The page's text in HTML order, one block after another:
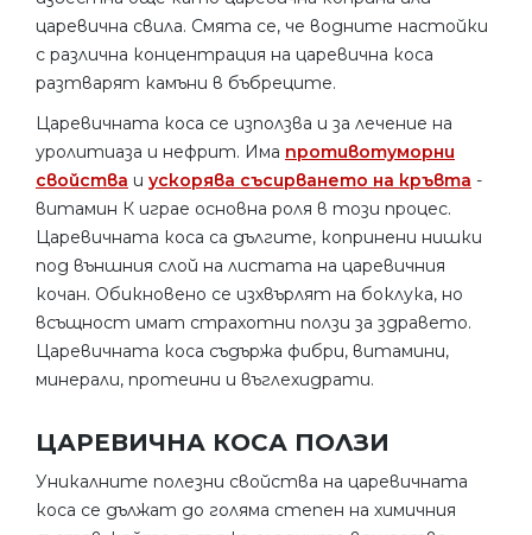
царевична свила. Смята се, че водните настойки
с различна концентрация на царевична коса
разтварят камъни в бъбреците.
Царевичната коса се използва и за лечение на
уролитиаза и нефрит. Има противотуморни
свойства и ускорява съсирването на кръвта -
витамин К играе основна роля в този процес.
Царевичната коса са дългите, копринени нишки
под външния слой на листата на царевичния
кочан. Обикновено се изхвърлят на боклука, но
всъщност имат страхотни ползи за здравето.
Царевичната коса съдържа фибри, витамини,
минерали, протеини и въглехидрати.
ЦАРЕВИЧНА КОСА ПОЛЗИ
Уникалните полезни свойства на царевичната
коса се дължат до голяма степен на химичния